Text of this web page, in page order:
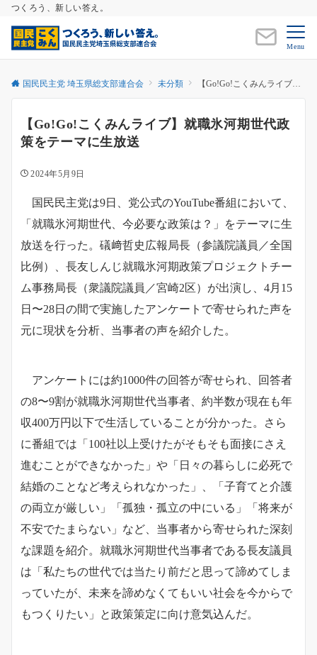
つくろう、新しい答え。
Menu
国民民主党 埼玉県総支部連合会 未分類 【Go!Go!こくみんライブ】就職氷河期世代政策をテーマに生放送
【Go!Go!こくみんライブ】就職氷河期世代政
策をテーマに生放送
2024年5月9日
国民民主党は9日、党公式のYouTube番組において、
「就職氷河期世代、今必要な政策は？」をテーマに生
放送を行った。礒﨑哲史広報局長（参議院議員／全国
比例）、長友しんじ就職氷河期政策プロジェクトチー
ム事務局長（衆議院議員／宮崎2区）が出演し、4月15
日〜28日の間で実施したアンケートで寄せられた声を
元に現状を分析、当事者の声を紹介した。
アンケートには約1000件の回答が寄せられ、回答者
の8〜9割が就職氷河期世代当事者、約半数が現在も年
収400万円以下で生活していることが分かった。さら
に番組では「100社以上受けたがそもそも面接にさえ
進むことができなかった」や「日々の暮らしに必死で
結婚のことなど考えられなかった」、「子育てと介護
の両立が厳しい」「孤独・孤立の中にいる」「将来が
不安でたまらない」など、当事者から寄せられた深刻
な課題を紹介。就職氷河期世代当事者である長友議員
は「私たちの世代では当たり前だと思って諦めてしま
っていたが、未来を諦めなくてもいい社会を今からで
もつくりたい」と政策策定に向け意気込んだ。